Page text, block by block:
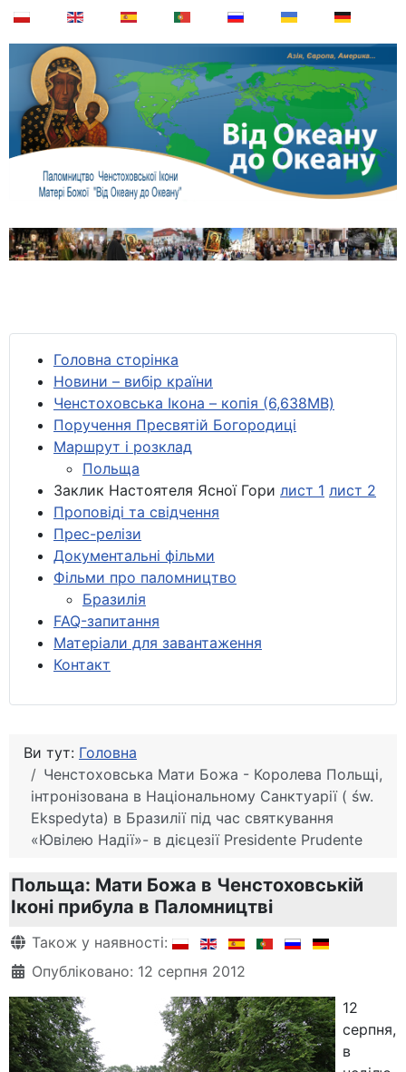
Головна сторінка
Новини – вибір країни
Ченстоховська Ікона – копія (6,638MB)
Поручення Пресвятій Богородиці
Маршрут і розклад
Польща
Заклик Настоятеля Ясної Гори лист 1 лист 2
Проповіді та свідчення
Прес-релізи
Документальні фільми
Фільми про паломництво
Бразилія
FAQ-запитання
Матеріали для завантаження
Контакт
Ви тут: Головна
Ченстоховська Мати Божа - Королева Польщі,
інтронізована в Національному Санктуарії ( św.
Ekspedyta) в Бразилії під час святкування
«Ювілею Надії»- в дієцезії Presidente Prudente
Польща: Мати Божа в Ченстоховській
Іконі прибула в Паломництві
Деталі
Також у наявності:
Опубліковано: 12 серпня 2012
12
серпня,
в